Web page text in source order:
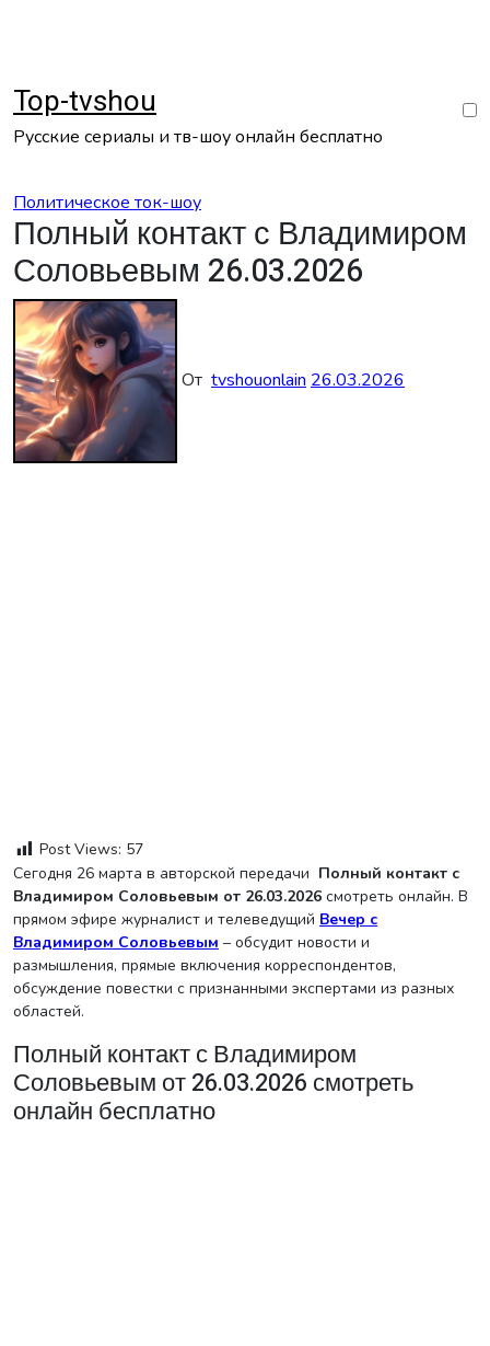
Top-tvshou
Русские сериалы и тв-шоу онлайн бесплатно
Политическое ток-шоу
Полный контакт с Владимиром
Соловьевым 26.03.2026
От tvshouonlain 26.03.2026
Post Views: 57
Сегодня 26 марта в авторской передачи Полный контакт с
Владимиром Соловьевым от 26.03.2026 смотреть онлайн. В
прямом эфире журналист и телеведущий Вечер с
Владимиром Соловьевым – обсудит новости и
размышления, прямые включения корреспондентов,
обсуждение повестки с признанными экспертами из разных
областей.
Полный контакт с Владимиром
Соловьевым от 26.03.2026 смотреть
онлайн бесплатно